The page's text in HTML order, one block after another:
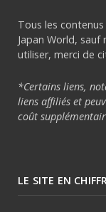
Tous les
Japan World,
utiliser, merci de
*Certains liens,
liens affiliés et
coût
LE SITE EN